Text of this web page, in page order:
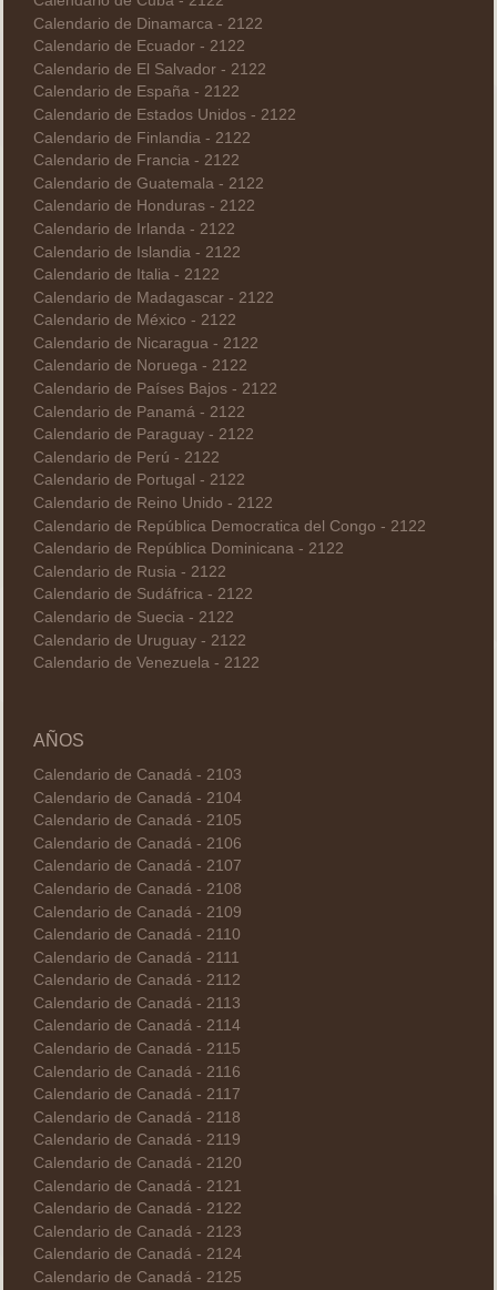
Calendario de Dinamarca - 2122
Calendario de Ecuador - 2122
Calendario de El Salvador - 2122
Calendario de España - 2122
Calendario de Estados Unidos - 2122
Calendario de Finlandia - 2122
Calendario de Francia - 2122
Calendario de Guatemala - 2122
Calendario de Honduras - 2122
Calendario de Irlanda - 2122
Calendario de Islandia - 2122
Calendario de Italia - 2122
Calendario de Madagascar - 2122
Calendario de México - 2122
Calendario de Nicaragua - 2122
Calendario de Noruega - 2122
Calendario de Países Bajos - 2122
Calendario de Panamá - 2122
Calendario de Paraguay - 2122
Calendario de Perú - 2122
Calendario de Portugal - 2122
Calendario de Reino Unido - 2122
Calendario de República Democratica del Congo - 2122
Calendario de República Dominicana - 2122
Calendario de Rusia - 2122
Calendario de Sudáfrica - 2122
Calendario de Suecia - 2122
Calendario de Uruguay - 2122
Calendario de Venezuela - 2122
AÑOS
Calendario de Canadá - 2103
Calendario de Canadá - 2104
Calendario de Canadá - 2105
Calendario de Canadá - 2106
Calendario de Canadá - 2107
Calendario de Canadá - 2108
Calendario de Canadá - 2109
Calendario de Canadá - 2110
Calendario de Canadá - 2111
Calendario de Canadá - 2112
Calendario de Canadá - 2113
Calendario de Canadá - 2114
Calendario de Canadá - 2115
Calendario de Canadá - 2116
Calendario de Canadá - 2117
Calendario de Canadá - 2118
Calendario de Canadá - 2119
Calendario de Canadá - 2120
Calendario de Canadá - 2121
Calendario de Canadá - 2122
Calendario de Canadá - 2123
Calendario de Canadá - 2124
Calendario de Canadá - 2125